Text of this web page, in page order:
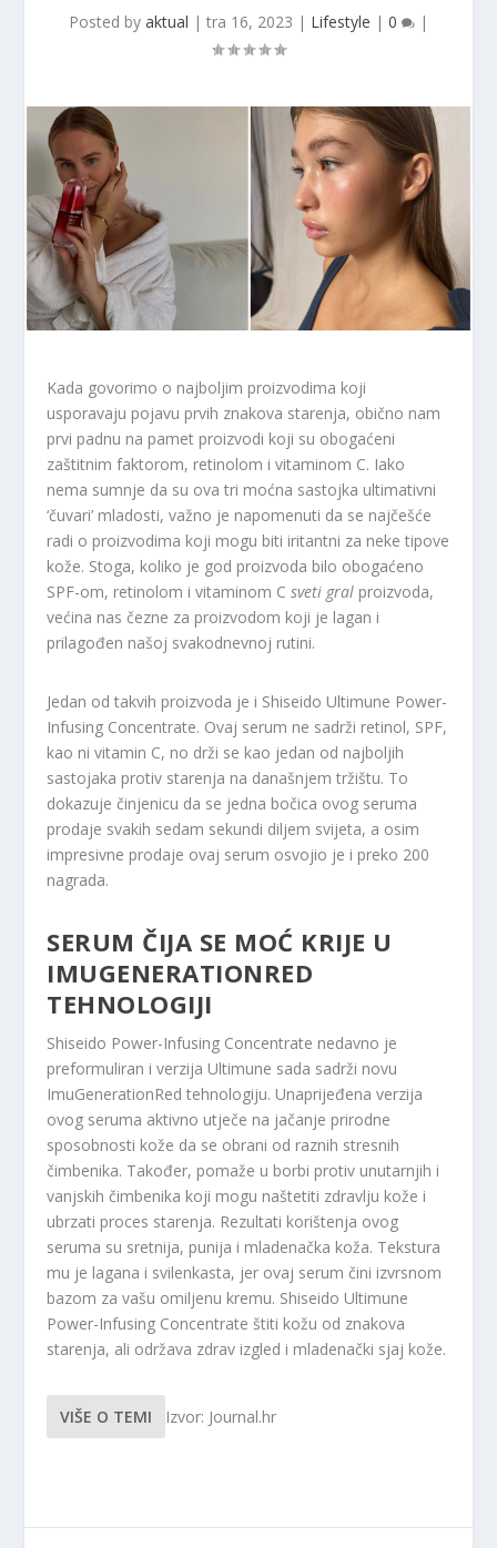
Posted by aktual | tra 16, 2023 | Lifestyle | 0 |
Kada govorimo o najboljim proizvodima koji
usporavaju pojavu prvih znakova starenja, obično nam
prvi padnu na pamet proizvodi koji su obogaćeni
zaštitnim faktorom, retinolom i vitaminom C. Iako
nema sumnje da su ova tri moćna sastojka ultimativni
‘čuvari’ mladosti, važno je napomenuti da se najčešće
radi o proizvodima koji mogu biti iritantni za neke tipove
kože. Stoga, koliko je god proizvoda bilo obogaćeno
SPF-om, retinolom i vitaminom Csveti gral proizvoda,
većina nas čezne za proizvodom koji je lagan i
prilagođen našoj svakodnevnoj rutini.
Jedan od takvih proizvoda je i Shiseido Ultimune Power-
Infusing Concentrate. Ovaj serum ne sadrži retinol, SPF,
kao ni vitamin C, no drži se kao jedan od najboljih
sastojaka protiv starenja na današnjem tržištu. To
dokazuje činjenicu da se jedna bočica ovog seruma
prodaje svakih sedam sekundi diljem svijeta, a osim
impresivne prodaje ovaj serum osvojio je i preko 200
nagrada.
SERUM ČIJA SE MOĆ KRIJE U
IMUGENERATIONRED
TEHNOLOGIJI
Shiseido Power-Infusing Concentrate nedavno je
preformuliran i verzija Ultimune sada sadrži novu
ImuGenerationRed tehnologiju. Unaprijeđena verzija
ovog seruma aktivno utječe na jačanje prirodne
sposobnosti kože da se obrani od raznih stresnih
čimbenika. Također, pomaže u borbi protiv unutarnjih i
vanjskih čimbenika koji mogu naštetiti zdravlju kože i
ubrzati proces starenja. Rezultati korištenja ovog
seruma su sretnija, punija i mladenačka koža. Tekstura
mu je lagana i svilenkasta, jer ovaj serum čini izvrsnom
bazom za vašu omiljenu kremu. Shiseido Ultimune
Power-Infusing Concentrate štiti kožu od znakova
starenja, ali održava zdrav izgled i mladenački sjaj kože.
VIŠE O TEMI Izvor: Journal.hr